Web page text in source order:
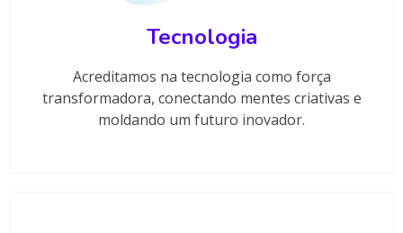
Tecnologia
Acreditamos na tecnologia como força
transformadora, conectando mentes criativas e
moldando um futuro inovador.